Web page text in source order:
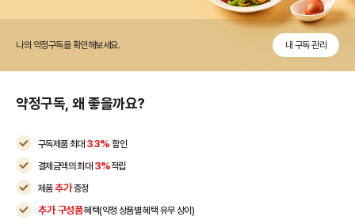
나의 약정구독을 확인해보세요. 내 구독 관리
약정구독, 왜 좋을까요?
구독제품 최대33%할인
결제금액의 최대3%적립
제품추가증정
추가 구성품혜택(약정 상품별 혜택 유무 상이)